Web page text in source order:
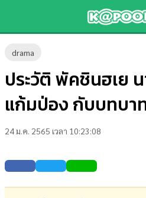
drama
ประวัติ พัคชินฮเย
แก้มป่อง กับบทบ
24 ม.ค. 2565 เวลา 10:23:08
ข่าว-
ความ
รู้
บันเทิง
ตรวจ